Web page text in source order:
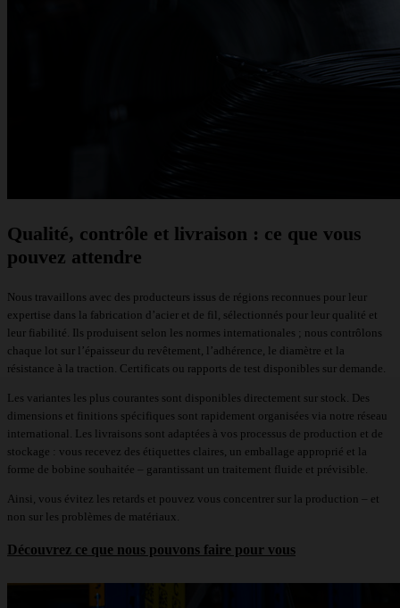
Qualité, contrôle et livraison : ce que vous
pouvez attendre
Nous travaillons avec des producteurs issus de régions reconnues pour leur
expertise dans la fabrication d’acier et de fil, sélectionnés pour leur qualité et
leur fiabilité. Ils produisent selon les normes internationales ; nous contrôlons
chaque lot sur l’épaisseur du revêtement, l’adhérence, le diamètre et la
résistance à la traction. Certificats ou rapports de test disponibles sur demande.
Les variantes les plus courantes sont disponibles directement sur stock. Des
dimensions et finitions spécifiques sont rapidement organisées via notre réseau
international. Les livraisons sont adaptées à vos processus de production et de
stockage : vous recevez des étiquettes claires, un emballage approprié et la
forme de bobine souhaitée – garantissant un traitement fluide et prévisible.
Ainsi, vous évitez les retards et pouvez vous concentrer sur la production – et
non sur les problèmes de matériaux.
Découvrez ce que nous pouvons faire pour vous